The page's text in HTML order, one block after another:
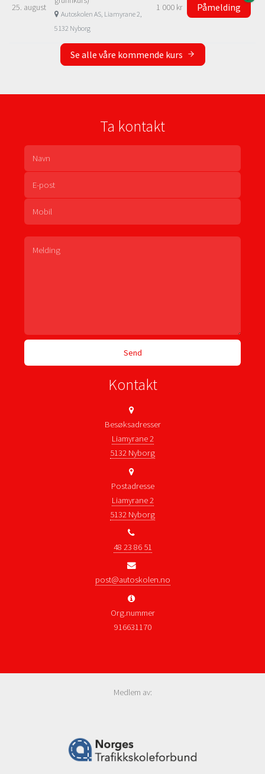
25. august
Autoskolen AS, Liamyrane 2,
5132 Nyborg
1 000 kr Påmelding
Se alle våre kommende kurs
Ta kontakt
Kontakt
Besøksadresser
Liamyrane 2
5132 Nyborg
Postadresse
Liamyrane 2
5132 Nyborg
48 23 86 51
post@autoskolen.no
Org.nummer
916631170
Medlem av: